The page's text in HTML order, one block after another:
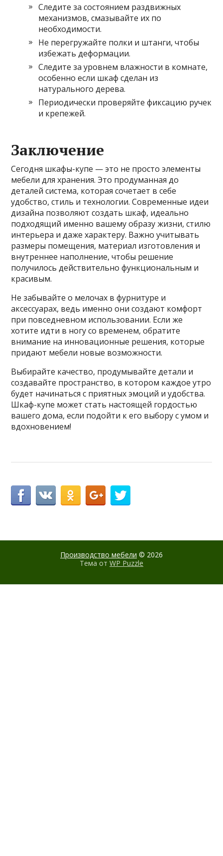
Следите за состоянием раздвижных
механизмов, смазывайте их по
необходимости.
Не перегружайте полки и штанги, чтобы
избежать деформации.
Следите за уровнем влажности в комнате,
особенно если шкаф сделан из
натурального дерева.
Периодически проверяйте фиксацию ручек
и крепежей.
Заключение
Сегодня шкафы-купе — это не просто элементы
мебели для хранения. Это продуманная до
деталей система, которая сочетает в себе
удобство, стиль и технологии. Современные идеи
дизайна позволяют создать шкаф, идеально
подходящий именно вашему образу жизни, стилю
интерьера и даже характеру. Важно учитывать
размеры помещения, материал изготовления и
внутреннее наполнение, чтобы решение
получилось действительно функциональным и
красивым.
Не забывайте о мелочах в фурнитуре и
аксессуарах, ведь именно они создают комфорт
при повседневном использовании. Если же
хотите идти в ногу со временем, обратите
внимание на инновационные решения, которые
придают мебели новые возможности.
Выбирайте качество, продумывайте детали и
создавайте пространство, в котором каждое утро
будет начинаться с приятных эмоций и удобства.
Шкаф-купе может стать настоящей гордостью
вашего дома, если подойти к его выбору с умом и
вдохновением!
Производство мебели © 2026
Тема от WP Puzzle